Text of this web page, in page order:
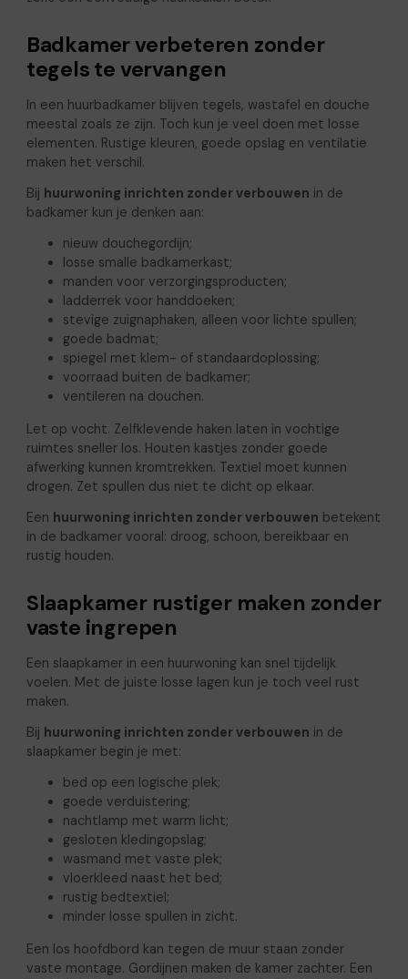
Badkamer verbeteren zonder
tegels te vervangen
In een huurbadkamer blijven tegels, wastafel en douche
meestal zoals ze zijn. Toch kun je veel doen met losse
elementen. Rustige kleuren, goede opslag en ventilatie
maken het verschil.
Bij huurwoning inrichten zonder verbouwen in de
badkamer kun je denken aan:
nieuw douchegordijn;
losse smalle badkamerkast;
manden voor verzorgingsproducten;
ladderrek voor handdoeken;
stevige zuignaphaken, alleen voor lichte spullen;
goede badmat;
spiegel met klem- of standaardoplossing;
voorraad buiten de badkamer;
ventileren na douchen.
Let op vocht. Zelfklevende haken laten in vochtige
ruimtes sneller los. Houten kastjes zonder goede
afwerking kunnen kromtrekken. Textiel moet kunnen
drogen. Zet spullen dus niet te dicht op elkaar.
Een huurwoning inrichten zonder verbouwen betekent
in de badkamer vooral: droog, schoon, bereikbaar en
rustig houden.
Slaapkamer rustiger maken zonder
vaste ingrepen
Een slaapkamer in een huurwoning kan snel tijdelijk
voelen. Met de juiste losse lagen kun je toch veel rust
maken.
Bij huurwoning inrichten zonder verbouwen in de
slaapkamer begin je met:
bed op een logische plek;
goede verduistering;
nachtlamp met warm licht;
gesloten kledingopslag;
wasmand met vaste plek;
vloerkleed naast het bed;
rustig bedtextiel;
minder losse spullen in zicht.
Een los hoofdbord kan tegen de muur staan zonder
vaste montage. Gordijnen maken de kamer zachter. Een